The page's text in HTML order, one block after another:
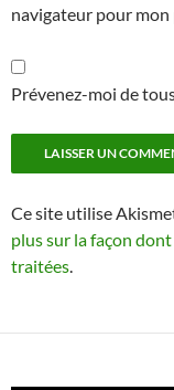
navigateur pour
Prévenez-moi de
Ce site utilise
plus sur la façon
traitées.